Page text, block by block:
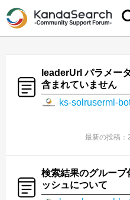
leaderUrl パラメー
含まれていません
ks-solruserml-
最新の投稿
検索結果のグループ
ッシュについて